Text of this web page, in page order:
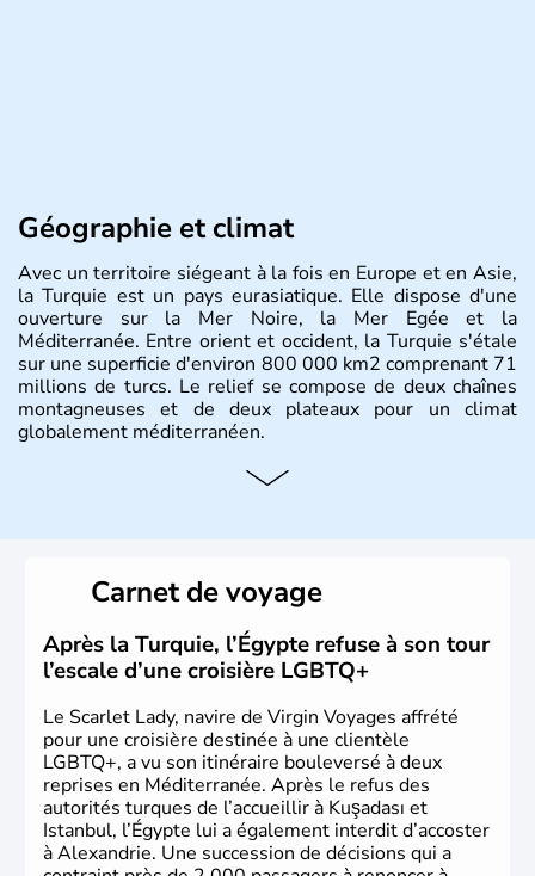
Géographie et climat
Avec un territoire siégeant à la fois en Europe et en Asie,
la Turquie est un pays eurasiatique. Elle dispose d'une
ouverture sur la Mer Noire, la Mer Egée et la
Méditerranée. Entre orient et occident, la Turquie s'étale
sur une superficie d'environ 800 000 km2 comprenant 71
millions de turcs. Le relief se compose de deux chaînes
montagneuses et de deux plateaux pour un climat
globalement méditerranéen.
Histoire et administration
qui constitueront en 1299 les fondations de l'Empire
ottoman. Après avoir rattaché l'Anatolie et la Thrace
orientale au territoire turc, la République est proclamée
le 29 octobre 1923. Ankara remplace alors Istanbul au
titre de capitale du pays.
Carnet de voyage
Après la Turquie, l’Égypte refuse à son tour
l’escale d’une croisière LGBTQ+
Le Scarlet Lady, navire de Virgin Voyages affrété
pour une croisière destinée à une clientèle
LGBTQ+, a vu son itinéraire bouleversé à deux
reprises en Méditerranée. Après le refus des
autorités turques de l’accueillir à Kuşadası et
Istanbul, l’Égypte lui a également interdit d’accoster
à Alexandrie. Une succession de décisions qui a